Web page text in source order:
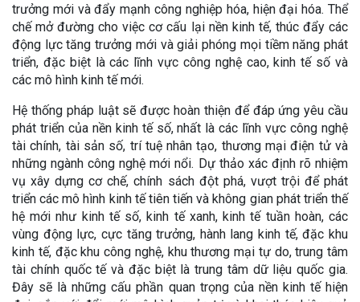
trưởng mới và đẩy mạnh công nghiệp hóa, hiện đại hóa. Thể
chế mở đường cho việc cơ cấu lại nền kinh tế, thúc đẩy các
động lực tăng trưởng mới và giải phóng mọi tiềm năng phát
triển, đặc biệt là các lĩnh vực công nghệ cao, kinh tế số và
các mô hình kinh tế mới.
Hệ thống pháp luật sẽ được hoàn thiện để đáp ứng yêu cầu
phát triển của nền kinh tế số, nhất là các lĩnh vực công nghệ
tài chính, tài sản số, trí tuệ nhân tạo, thương mại điện tử và
những ngành công nghệ mới nổi. Dự thảo xác định rõ nhiệm
vụ xây dựng cơ chế, chính sách đột phá, vượt trội để phát
triển các mô hình kinh tế tiên tiến và không gian phát triển thế
hệ mới như kinh tế số, kinh tế xanh, kinh tế tuần hoàn, các
vùng động lực, cực tăng trưởng, hành lang kinh tế, đặc khu
kinh tế, đặc khu công nghệ, khu thương mại tự do, trung tâm
tài chính quốc tế và đặc biệt là trung tâm dữ liệu quốc gia.
Đây sẽ là những cấu phần quan trọng của nền kinh tế hiện